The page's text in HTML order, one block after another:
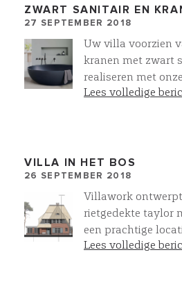
materialen en
verkoop op 15
uur tot 14.00 uur
Informatiecentrum
Zeist . Meer info ?
info@mod-
ZWART SANITAIR EN
27 SEPTEMBER 2018
Uw villa voorzien
kranen met zwart
realiseren met
collectie
Lees volledige
VILLA IN HET BOS
26 SEPTEMBER 2018
Villawork
rietgedekte taylor
een prachtige
Een droom!
Lees volledige